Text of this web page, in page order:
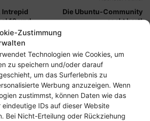
Zustimmung
Technologien wie Cookies, um
zu speichern und/oder darauf
um das Surferlebnis zu
Werbung anzuzeigen. Wenn
zustimmst, können Daten wie das
IDs auf dieser Website
Bei Nicht-Erteilung oder Rückziehung
Intrepid
12 und
Die Ubuntu-Community
rockt hart!